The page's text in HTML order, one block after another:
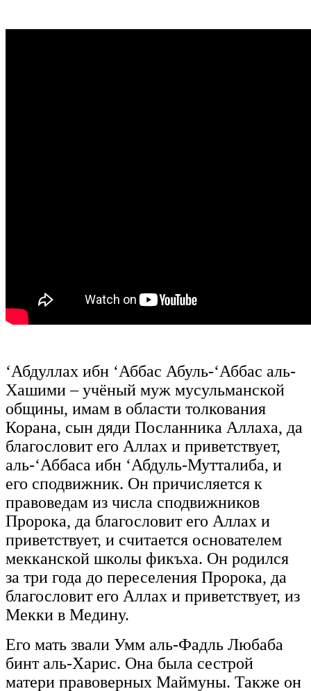
‘Абдуллах ибн ‘Аббас Абуль-‘Аббас аль-
Хашими – учёный муж мусульманской
общины, имам в области толкования
Корана, сын дяди Посланника Аллаха, да
благословит его Аллах и приветствует,
аль-‘Аббаса ибн ‘Абдуль-Мутталиба, и
его сподвижник. Он причисляется к
правоведам из числа сподвижников
Пророка, да благословит его Аллах и
приветствует, и считается основателем
мекканской школы фикъха. Он родился
за три года до переселения Пророка, да
благословит его Аллах и приветствует, из
Мекки в Медину.
Его мать звали Умм аль-Фадль Любаба
бинт аль-Харис. Она была сестрой
матери правоверных Маймуны. Также он